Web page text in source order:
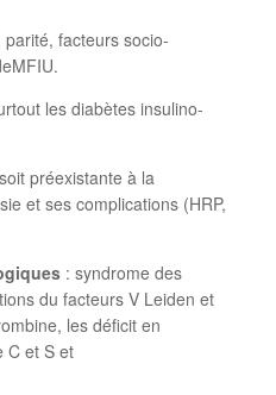
facteurs socio-
les diabètes insulino-
préexistante à la
et ses complications (HRP,
: syndrome des
du facteurs V Leiden et
les déficit en
C et S et